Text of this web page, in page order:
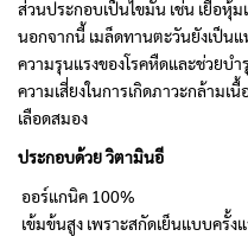
ส่วนประกอบเป็นไขมัน เช่น เยื่อหุ้ม
นอกจากนี้ เมล็ดทานตะวันยังเป็น
ความรุนแรงของโรคหืดและช่วยบ
ความเสี่ยงในการเกิดภาวะกล้ามเ
เลือดสมอง
ประกอบด้วย วิตามินอี
ออร์แกนิค 100%
เข้มข้นสูง เพราะสกัดเย็นแบบครั้งแ